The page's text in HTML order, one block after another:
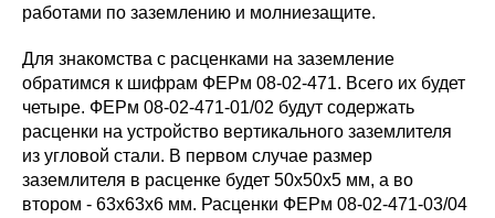
работами по заземлению и молниезащите.
Для знакомства с расценками на заземление
обратимся к шифрам ФЕРм 08-02-471. Всего их будет
четыре. ФЕРм 08-02-471-01/02 будут содержать
расценки на устройство вертикального заземлителя
из угловой стали. В первом случае размер
заземлителя в расценке будет 50х50х5 мм, а во
втором - 63х63х6 мм. Расценки ФЕРм 08-02-471-03/04